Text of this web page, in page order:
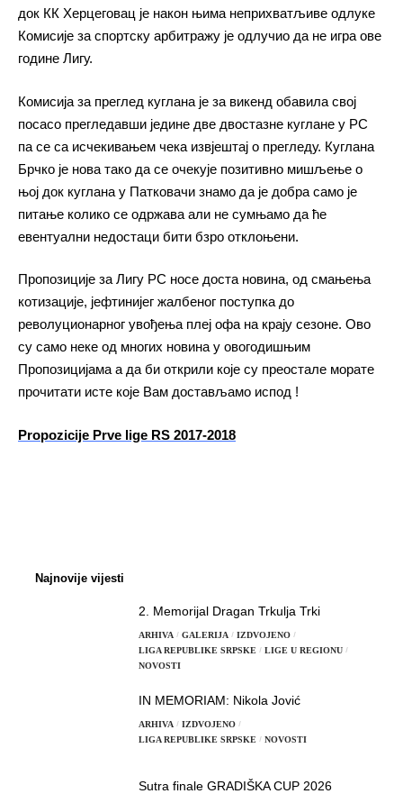
док КК Херцеговац је након њима неприхватљиве одлуке
Комисије за спортску арбитражу је одлучио да не игра ове
године Лигу.
Комисија за преглед куглана је за викенд обавила свој
посасо прегледавши једине две двостазне куглане у РС
па се са исчекивањем чека извјештај о прегледу. Куглана
Брчко је нова тако да се очекује позитивно мишљење о
њој док куглана у Патковачи знамо да је добра само је
питање колико се одржава али не сумњамо да ће
евентуални недостаци бити бзро отклоњени.
Пропозиције за Лигу РС носе доста новина, од смањења
котизације, јефтинијег жалбеног поступка до
револуционарног увођења плеј офа на крају сезоне. Ово
су само неке од многих новина у овогодишњим
Пропозицијама а да би открили које су преостале морате
прочитати исте које Вам достављамо испод !
Propozicije Prve lige RS 2017-2018
Najnovije vijesti
2. Memorijal Dragan Trkulja Trki
ARHIVA GALERIJA
IZDVOJENO
LIGA REPUBLIKE SRPSKE
LIGE U REGIONU
NOVOSTI
IN MEMORIAM: Nikola Jović
ARHIVA
IZDVOJENO
LIGA REPUBLIKE SRPSKE
NOVOSTI
Sutra finale GRADIŠKA CUP 2026